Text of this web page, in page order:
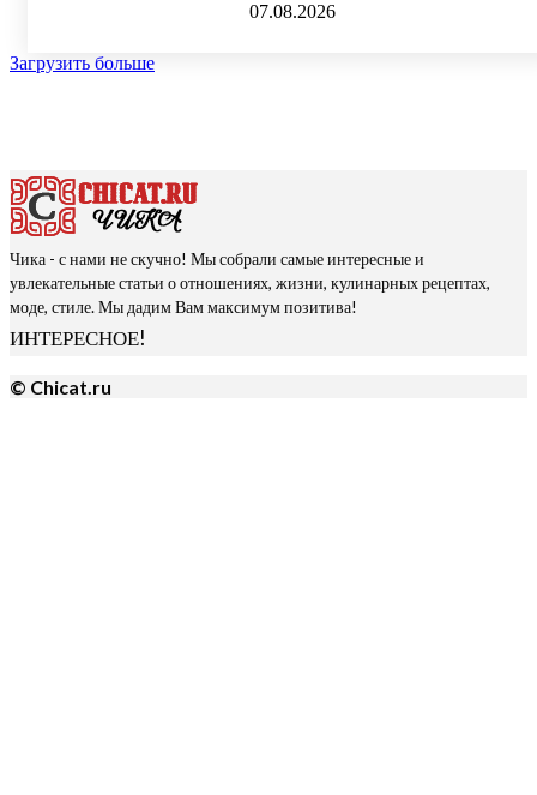
07.08.2026
Загрузить больше
Чика - с нами не скучно! Мы собрали самые интересные и
увлекательные статьи о отношениях, жизни, кулинарных рецептах,
моде, стиле. Мы дадим Вам максимум позитива!
ИНТЕРЕСНОЕ!
© Chicat.ru